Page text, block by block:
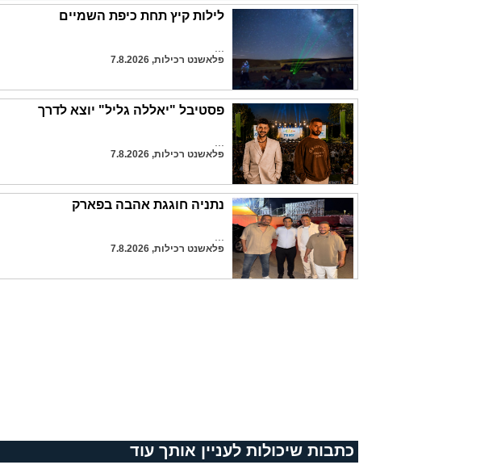
לילות קיץ תחת כיפת השמיים
פלאשנט רכילות, 7.8.2026
פסטיבל "יאללה גליל" יוצא לדרך
פלאשנט רכילות, 7.8.2026
נתניה חוגגת אהבה בפארק
פלאשנט רכילות, 7.8.2026
כתבות שיכולות לעניין אותך עוד